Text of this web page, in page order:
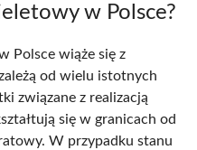
w Polsce?
Polsce wiąże się z
od wielu istotnych
związane z realizacją
się w granicach od
W przypadku stanu